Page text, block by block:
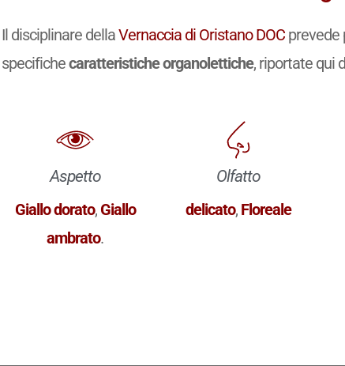
Il disciplinare dellaVernaccia di Oristano DOC prevede
specifichecaratteristiche organolettiche, riportate qui
Aspetto
Giallo dorato, Giallo
ambrato.
Olfatto
delicato, Floreale